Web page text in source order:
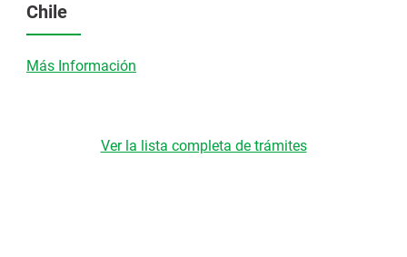
Chile
Más Información
Ver la lista completa de trámites